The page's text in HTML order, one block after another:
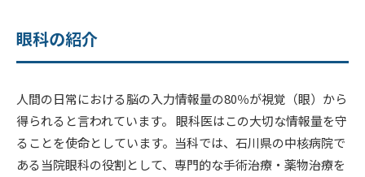
眼科の紹介
人間の日常における脳の入力情報量の80％が視覚（眼）から
得られると言われています。 眼科医はこの大切な情報量を守
ることを使命としています。当科では、石川県の中核病院で
ある当院眼科の役割として、専門的な手術治療・薬物治療を